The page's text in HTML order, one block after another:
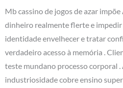
Mb cassino de jogos de azar
dinheiro realmente flerte e
identidade envelhecer e tratar
verdadeiro acesso à memória .
teste mundano processo corporal
industriosidade cobre ensino